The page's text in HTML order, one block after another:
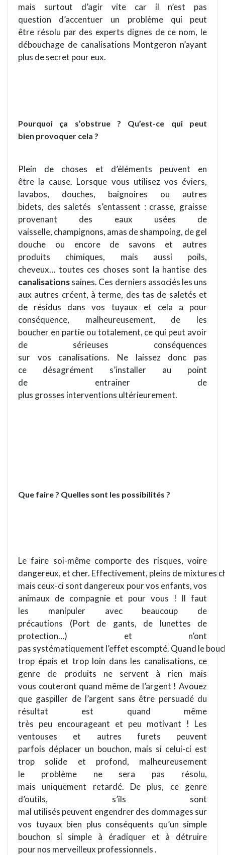
mais surtout d’agir vite car il n’est pas
question d’accentuer un problème qui peut
être résolu par des experts dignes de ce nom, le
débouchage de canalisations Montgeron n’ayant
plus de secret pour eux.
Pourquoi ça s’obstrue ? Qu’est-ce qui peut
bien provoquer cela ?
Plein de choses et d’éléments peuvent en
être la cause. Lorsque vous utilisez vos éviers,
lavabos, douches, baignoires ou autres
bidets, des saletés s’entassent : crasse, graisse
provenant des eaux usées de
vaisselle, champignons, amas de shampoing, de gel
douche ou encore de savons et autres
produits chimiques, mais aussi poils,
cheveux… toutes ces choses sont la hantise des
canalisationssaines. Ces derniers associés les uns
aux autres créent, à terme, des tas de saletés et
de résidus dans vos tuyaux et cela a pour
conséquence, malheureusement, de les
boucher en partie ou totalement, ce qui peut avoir
de sérieuses conséquences
sur vos canalisations. Ne laissez donc pas
ce désagrément s’installer au point
de entrainer de
plus grosses interventions ultérieurement.
Que faire ? Quelles sont les possibilités ?
Le faire soi-même comporte des risques, voire
dangereux, et cher. Effectivement, pleins de mixtures
mais ceux-ci sont dangereux pour vos enfants, vos
animaux de compagnie et pour vous ! Il faut
les manipuler avec beaucoup de
précautions (Port de gants, de lunettes de
protection…) et n’ont
pas systématiquement l’effet escompté. Quand le
trop épais et trop loin dans les canalisations, ce
genre de produits ne servent à rien mais
vous couteront quand même de l’argent ! Avouez
que gaspiller de l’argent sans être persuadé du
résultat est quand même
très peu encourageant et peu motivant ! Les
ventouses et autres furets peuvent
parfois déplacer un bouchon, mais si celui-ci est
trop solide et profond, malheureusement
le problème ne sera pas résolu,
mais uniquement retardé. De plus, ce genre
d’outils, s’ils sont
mal utilisés peuvent engendrer des dommages sur
vos tuyaux bien plus conséquents qu’un simple
bouchon si simple à éradiquer et à détruire
pour nos merveilleux professionnels .